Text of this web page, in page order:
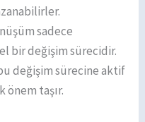
sadece
bir değişim sürecidir.
değişim sürecine aktif
önem taşır.